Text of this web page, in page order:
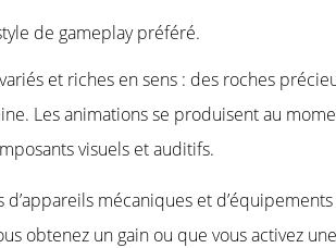
de gameplay préféré.
et riches en sens : des roches
Les animations se produisent au
visuels et auditifs.
mécaniques et
obtenez un gain ou que vous activez